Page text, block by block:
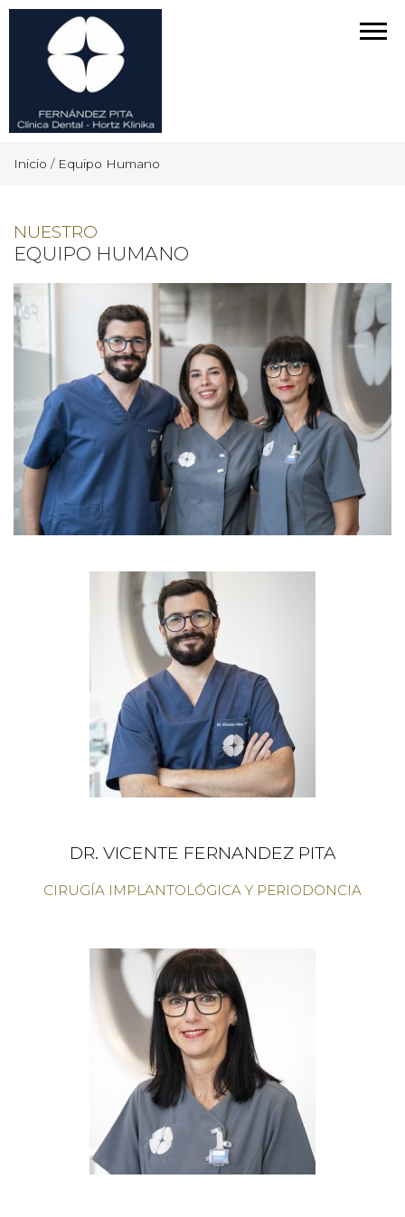
Inicio / Equipo Humano
NUESTRO
EQUIPO HUMANO
DR. VICENTE FERNANDEZ PITA
CIRUGÍA IMPLANTOLÓGICA Y PERIODONCIA